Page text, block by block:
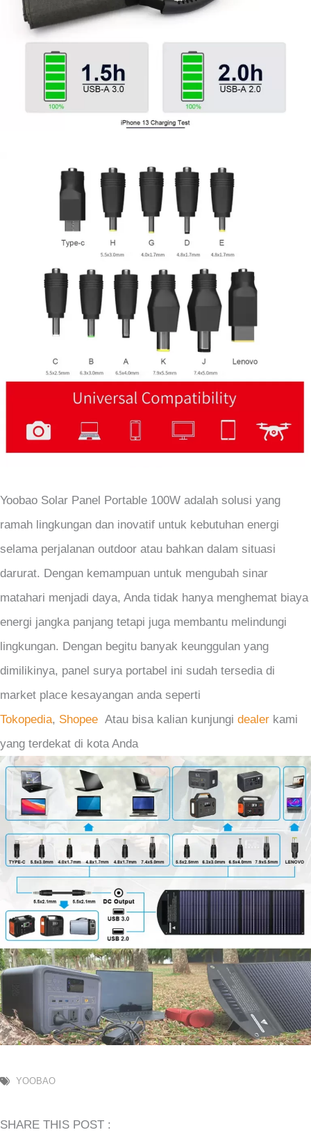
Yoobao Solar Panel Portable 100W adalah solusi yang
ramah lingkungan dan inovatif untuk kebutuhan energi
selama perjalanan outdoor atau bahkan dalam situasi
darurat. Dengan kemampuan untuk mengubah sinar
matahari menjadi daya, Anda tidak hanya menghemat biaya
energi jangka panjang tetapi juga membantu melindungi
lingkungan. Dengan begitu banyak keunggulan yang
dimilikinya, panel surya portabel ini sudah tersedia di
market place kesayangan anda seperti
Tokopedia, Shopee Atau bisa kalian kunjungi dealer kami
yang terdekat di kota Anda
YOOBAO
SHARE THIS POST :